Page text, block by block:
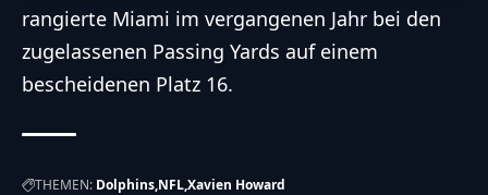
rangierte Miami im vergangenen Jahr bei den
zugelassenen Passing Yards auf einem
bescheidenen Platz 16.
THEMEN: Dolphins NFLXavien Howard